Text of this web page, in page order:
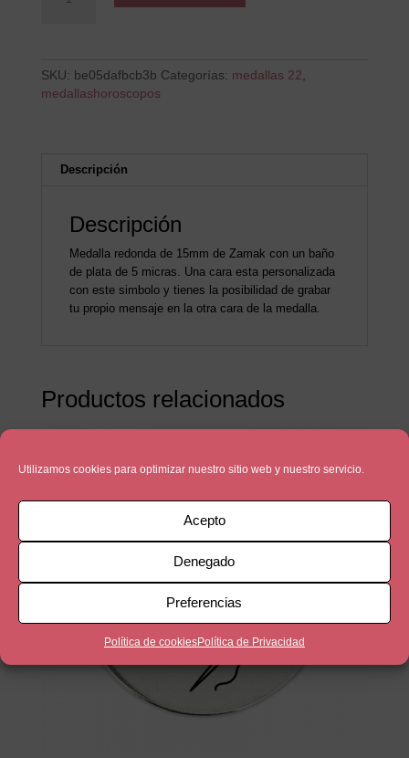
Utilizamos cookies para optimizar nuestro sitio web y nuestro servicio.
Acepto
Denegado
Preferencias
Política de cookiesPolítica de Privacidad
SKU: be05dafbcb3b Categorías: medallas 22,
medallashoroscopos
Descripción
Descripción
Medalla redonda de 15mm de Zamak con un baño
de plata de 5 micras. Una cara esta personalizada
con este simbolo y tienes la posibilidad de grabar
tu propio mensaje en la otra cara de la medalla.
Productos relacionados